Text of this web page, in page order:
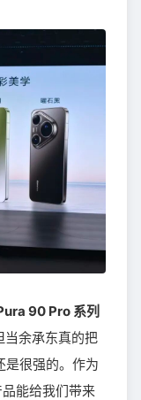
90 Pro 系列
当余承东真的把
是很强的。作为
能给我们带来